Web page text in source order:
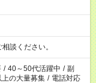
談ください。
/ 40～50代活躍中 / 副
上の大量募集 / 電話対応